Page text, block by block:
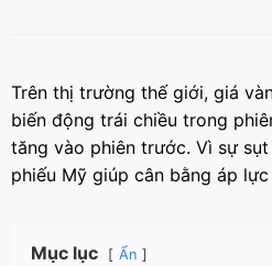
Trên thị trường thế giới, giá
biến động trái chiều trong
tăng vào phiên trước. Vì sự
phiếu Mỹ giúp cân bằng áp
Mục lục Ẩn